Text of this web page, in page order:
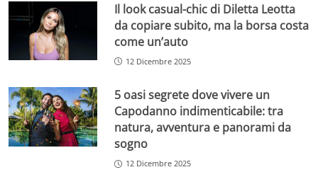
Il look casual-chic di Diletta Leotta
da copiare subito, ma la borsa costa
come un’auto
12 Dicembre 2025
5 oasi segrete dove vivere un
Capodanno indimenticabile: tra
natura, avventura e panorami da
sogno
12 Dicembre 2025